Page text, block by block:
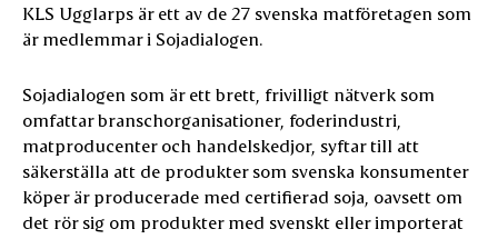
KLS Ugglarps är ett av de 27 svenska matföretagen som
är medlemmar i Sojadialogen.
Sojadialogen som är ett brett, frivilligt nätverk som
omfattar branschorganisationer, foderindustri,
matproducenter och handelskedjor, syftar till att
säkerställa att de produkter som svenska konsumenter
köper är producerade med certifierad soja, oavsett om
det rör sig om produkter med svenskt eller importerat